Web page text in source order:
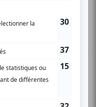
pour
ici.